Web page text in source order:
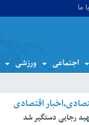
ما
اجتماعی ورزشی
رجایی دستگیر شد